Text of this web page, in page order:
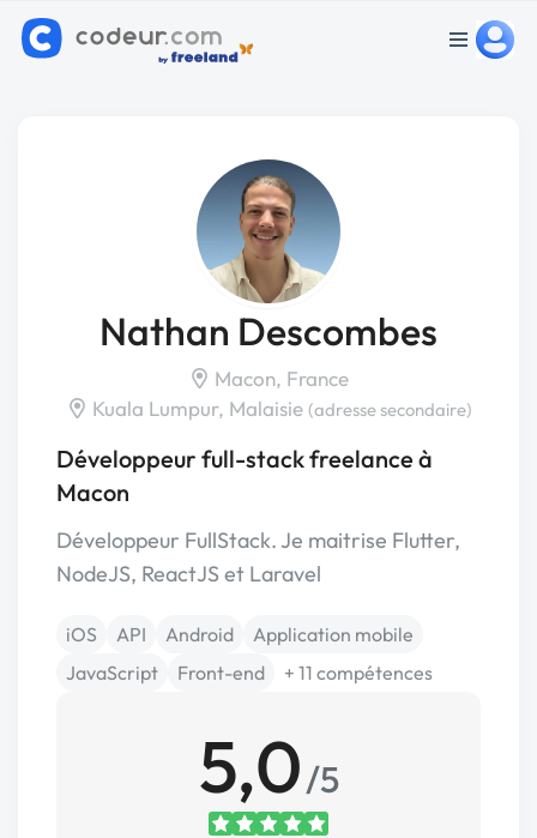
Nathan Descombes
Macon, France
Kuala Lumpur, Malaisie (adresse secondaire)
Développeur full-stack freelance à
Macon
Développeur FullStack. Je maitrise Flutter,
NodeJS, ReactJS et Laravel
iOS API Android
Application mobile
JavaScript
Front-end + 11 compétences
5,0/5